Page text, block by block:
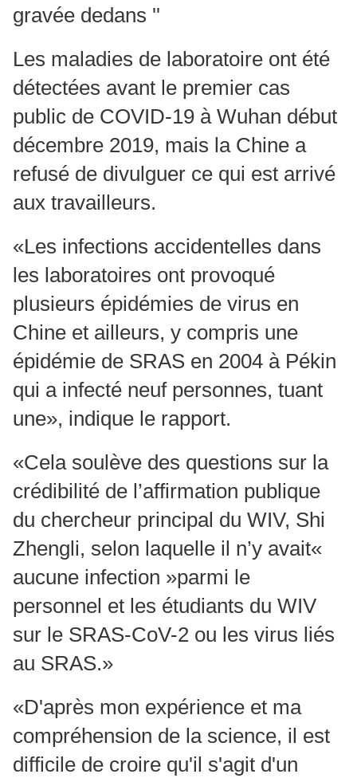
gravée dedans ''
Les maladies de laboratoire ont été
détectées avant le premier cas
public de COVID-19 à Wuhan début
décembre 2019, mais la Chine a
refusé de divulguer ce qui est arrivé
aux travailleurs.
«Les infections accidentelles dans
les laboratoires ont provoqué
plusieurs épidémies de virus en
Chine et ailleurs, y compris une
épidémie de SRAS en 2004 à Pékin
qui a infecté neuf personnes, tuant
une», indique le rapport.
«Cela soulève des questions sur la
crédibilité de l’affirmation publique
du chercheur principal du WIV, Shi
Zhengli, selon laquelle il n’y avait«
aucune infection »parmi le
personnel et les étudiants du WIV
sur le SRAS-CoV-2 ou les virus liés
au SRAS.»
«D'après mon expérience et ma
compréhension de la science, il est
difficile de croire qu'il s'agit d'un